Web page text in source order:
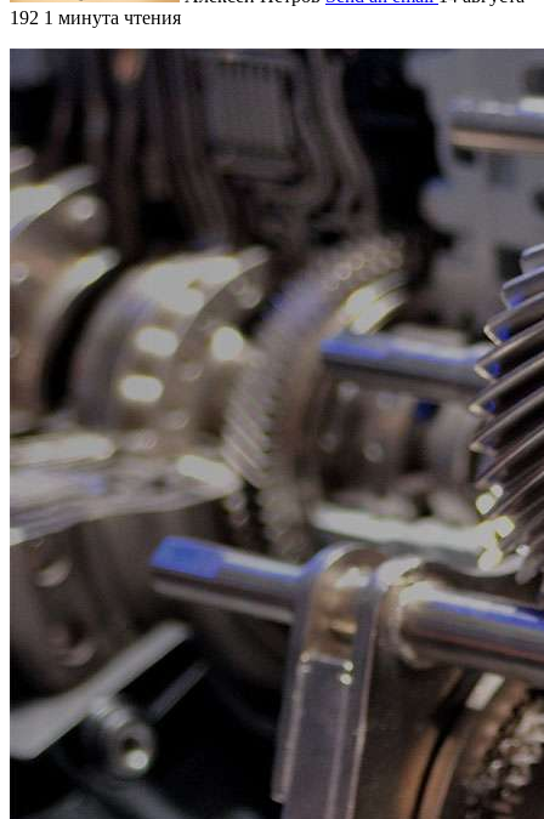
192 1 минута чтения